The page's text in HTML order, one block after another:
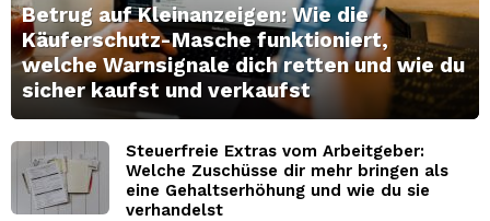
Betrug auf Kleinanzeigen: Wie die
Käuferschutz-Masche funktioniert,
welche Warnsignale dich retten und wie du
sicher kaufst und verkaufst
Steuerfreie Extras vom Arbeitgeber:
Welche Zuschüsse dir mehr bringen als
eine Gehaltserhöhung und wie du sie
verhandelst